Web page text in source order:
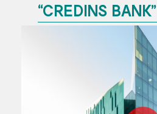
“CREDINS BANK”